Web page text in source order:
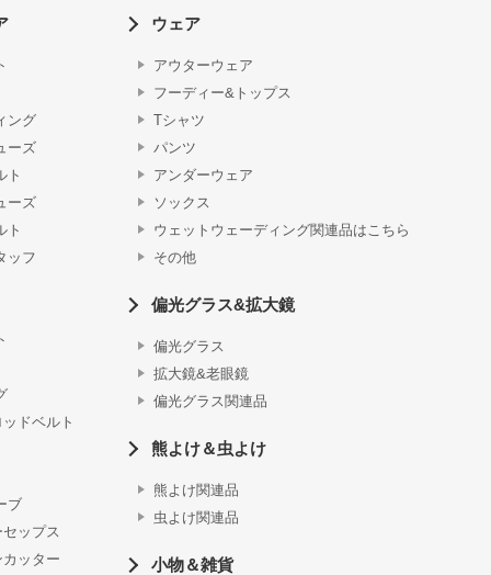
ング
ーズ
ト
ーズ
ト
ッフ
ドベルト
ブ
ップス
ッター
ウェア
アウターウェア
フーディー&トップス
Tシャツ
パンツ
アンダーウェア
ソックス
ウェットウェーディング関連品はこちら
その他
偏光グラス&拡大鏡
偏光グラス
拡大鏡&老眼鏡
偏光グラス関連品
熊よけ＆虫よけ
熊よけ関連品
虫よけ関連品
小物＆雑貨